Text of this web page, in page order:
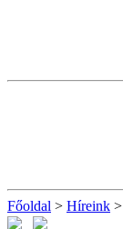
Főoldal > Híreink >